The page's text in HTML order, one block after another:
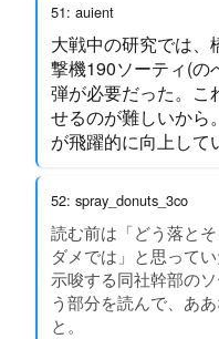
51: auient
大戦中の研究では、
撃機190ソーティ(の
弾が必要だった。こ
せるのが難しいから
が飛躍的に向上して
52: spray_donuts_3co
読む前は「どう落と
ダメでは」と思って
示唆する同社幹部の
う部分を読んで、あ
と。